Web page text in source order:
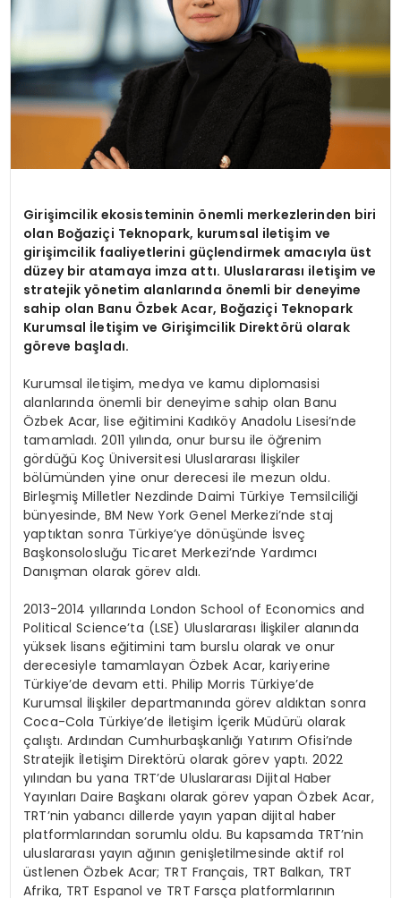
Girişimcilik ekosisteminin önemli merkezlerinden biri
olan Boğaziçi Teknopark, kurumsal iletişim ve
girişimcilik faaliyetlerini güçlendirmek amacıyla üst
düzey bir atamaya imza attı. Uluslararası iletişim ve
stratejik yönetim alanlarında önemli bir deneyime
sahip olan Banu Özbek Acar, Boğaziçi Teknopark
Kurumsal İletişim ve Girişimcilik Direktörü olarak
göreve başladı.
Kurumsal iletişim, medya ve kamu diplomasisi
alanlarında önemli bir deneyime sahip olan Banu
Özbek Acar, lise eğitimini Kadıköy Anadolu Lisesi’nde
tamamladı. 2011 yılında, onur bursu ile öğrenim
gördüğü Koç Üniversitesi Uluslararası İlişkiler
bölümünden yine onur derecesi ile mezun oldu.
Birleşmiş Milletler Nezdinde Daimi Türkiye Temsilciliği
bünyesinde, BM New York Genel Merkezi’nde staj
yaptıktan sonra Türkiye’ye dönüşünde İsveç
Başkonsolosluğu Ticaret Merkezi’nde Yardımcı
Danışman olarak görev aldı.
2013-2014 yıllarında London School of Economics and
Political Science’ta (LSE) Uluslararası İlişkiler alanında
yüksek lisans eğitimini tam burslu olarak ve onur
derecesiyle tamamlayan Özbek Acar, kariyerine
Türkiye’de devam etti. Philip Morris Türkiye’de
Kurumsal İlişkiler departmanında görev aldıktan sonra
Coca-Cola Türkiye’de İletişim İçerik Müdürü olarak
çalıştı. Ardından Cumhurbaşkanlığı Yatırım Ofisi’nde
Stratejik İletişim Direktörü olarak görev yaptı. 2022
yılından bu yana TRT’de Uluslararası Dijital Haber
Yayınları Daire Başkanı olarak görev yapan Özbek Acar,
TRT’nin yabancı dillerde yayın yapan dijital haber
platformlarından sorumlu oldu. Bu kapsamda TRT’nin
uluslararası yayın ağının genişletilmesinde aktif rol
üstlenen Özbek Acar; TRT Français, TRT Balkan, TRT
Afrika, TRT Espanol ve TRT Farsça platformlarının